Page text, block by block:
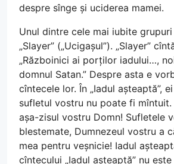
despre sînge și uciderea mamei.
Unul dintre cele mai iubite
„Slayer” („Ucigașul”). „Slayer”
„Războinici ai porților iadului…,
domnul Satan.” Despre asta e
cîntecele lor. În „Iadul așteaptă”,
sufletul vostru nu poate fi
așa-zisul vostru Domn! Sufletele
blestemate, Dumnezeul vostru a
mea pentru veșnicie! Iadul
cîntecului „Iadul așteaptă” nu